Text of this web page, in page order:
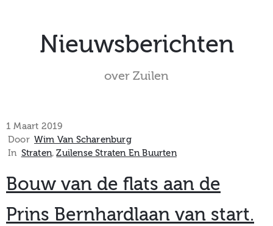
Activiteiten
Nieuwsberichten
over Zuilen
1 Maart 2019
Door Wim Van Scharenburg
In Straten‚Zuilense Straten En Buurten
Bouw van de flats aan de
Prins Bernhardlaan van start.